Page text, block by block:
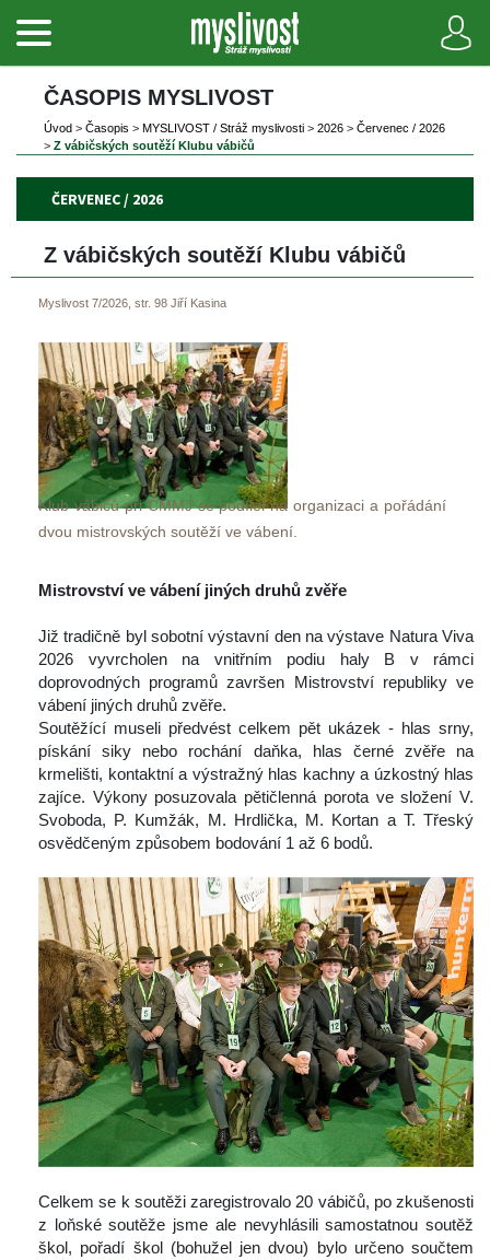
ČASOPIS MYSLIVOST
Úvod > Časopi > MYSLIVOST / Stráž myslivosti > 2026 > Červenec / 2026
> Z vábičských soutěží Klubu vábičů
ČERVENEC / 2026
Z vábičských soutěží Klubu vábičů
Myslivost 7/2026, str. 98 Jiří Kasina
Klub vábičů při ČMMJ se podílel na organizaci a pořádání
dvou mistrovských soutěží ve vábení.
Mistrovství ve vábení jiných druhů zvěře
Již tradičně byl sobotní výstavní den na výstave Natura Viva
2026 vyvrcholen na vnitřním podiu haly B v rámci
doprovodných programů završen Mistrovství republiky ve
vábení jiných druhů zvěře.
Soutěžící museli předvést celkem pět ukázek - hlas srny,
pískání siky nebo rochání daňka, hlas černé zvěře na
krmelišti, kontaktní a výstražný hlas kachny a úzkostný hlas
zajíce. Výkony posuzovala pětičlenná porota ve složení V.
Svoboda, P. Kumžák, M. Hrdlička, M. Kortan a T. Třeský
osvědčeným způsobem bodování 1 až 6 bodů.
Celkem se k soutěži zaregistrovalo 20 vábičů, po zkušenosti
z loňské soutěže jsme ale nevyhlásili samostatnou soutěž
škol, pořadí škol (bohužel jen dvou) bylo určeno součtem